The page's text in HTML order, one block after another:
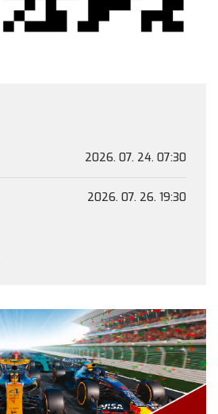
2026. 07. 24. 07:30
2026. 07. 26. 19:30